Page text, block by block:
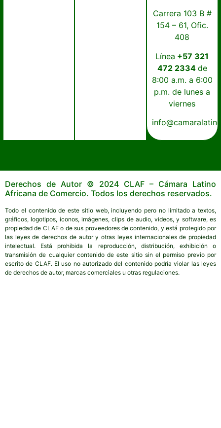
Carrera 103 B #
154 – 61, Ofic.
408
Línea +57 321
472 2334 de
8:00 a.m. a 6:00
p.m. de lunes a
viernes
Derechos de Autor © 2024 CLAF – Cámara Latino
Africana de Comercio. Todos los derechos reservados.
Todo el contenido de este sitio web, incluyendo pero no limitado a textos,
gráficos, logotipos, íconos, imágenes, clips de audio, videos, y software, es
propiedad de CLAF o de sus proveedores de contenido, y está protegido por
las leyes de derechos de autor y otras leyes internacionales de propiedad
intelectual. Está prohibida la reproducción, distribución, exhibición o
transmisión de cualquier contenido de este sitio sin el permiso previo por
escrito de CLAF. El uso no autorizado del contenido podría violar las leyes
de derechos de autor, marcas comerciales u otras regulaciones.